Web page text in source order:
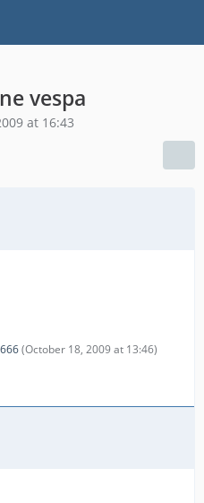
vespa
at 16:43
(October 18, 2009 at 13:46)